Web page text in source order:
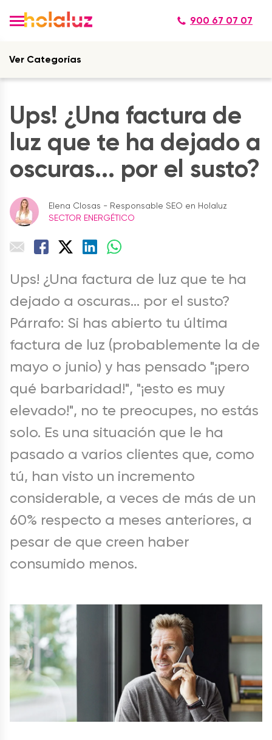
900 67 07 07
Ver Categorías
Ups! ¿Una factura de
luz que te ha dejado a
oscuras... por el susto?
Elena Closas - Responsable SEO en Holaluz
SECTOR ENERGÉTICO
Ups! ¿Una factura de luz que te ha
dejado a oscuras... por el susto?
Párrafo: Si has abierto tu última
factura de luz (probablemente la de
mayo o junio) y has pensado "¡pero
qué barbaridad!", "¡esto es muy
elevado!", no te preocupes, no estás
solo. Es una situación que le ha
pasado a varios clientes que, como
tú, han visto un incremento
considerable, a veces de más de un
60% respecto a meses anteriores, a
pesar de que creen haber
consumido menos.